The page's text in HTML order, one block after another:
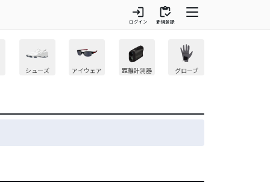
login
ログイン
inventory
新規登録
シューズ アイウェア 距離計測器 グローブ